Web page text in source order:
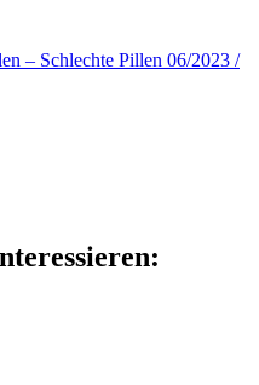
– Schlechte Pillen 06/2023 /